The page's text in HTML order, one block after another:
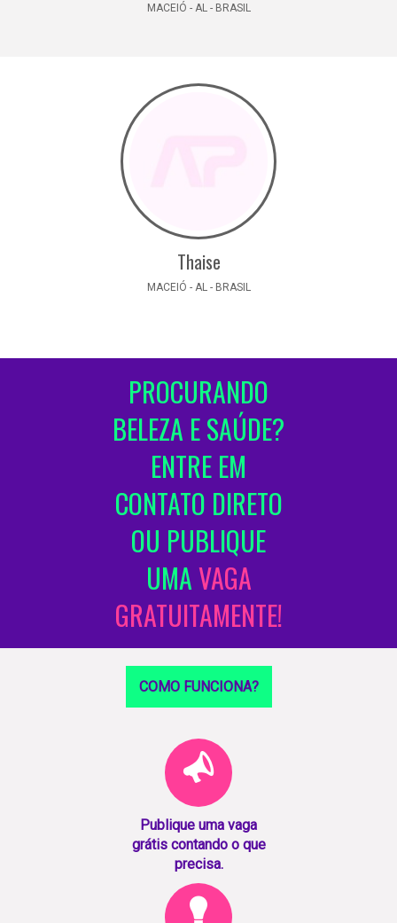
MACEIÓ - AL - BRASIL
Thaise
MACEIÓ - AL - BRASIL
PROCURANDO
BELEZA E SAÚDE?
ENTRE EM
CONTATO DIRETO
OU PUBLIQUE
UMAVAGA
GRATUITAMENTE!
COMO FUNCIONA?
Publique uma vaga
grátis contando o que
precisa.